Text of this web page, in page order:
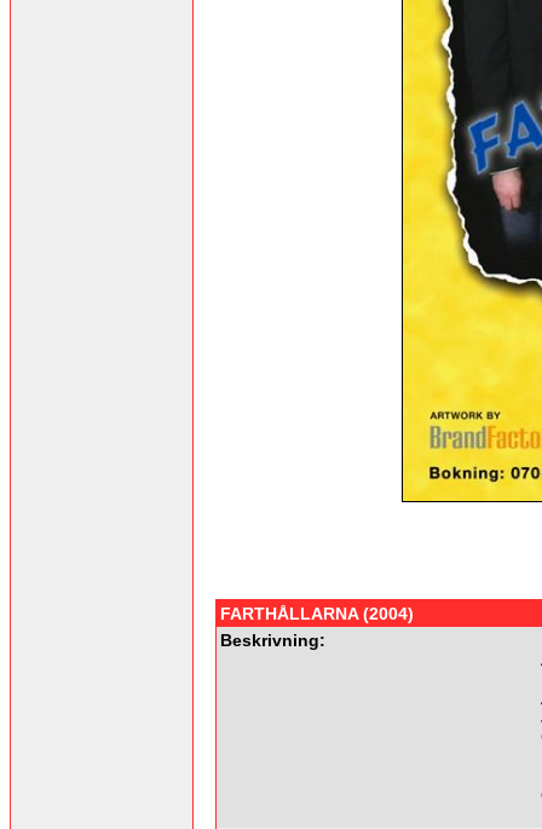
FARTHÅLLARNA (2004)
Beskrivning: